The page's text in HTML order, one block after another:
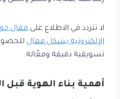
لا تتردد في الاطلاع على مقال
الإلكترونية بشكل فعال
تسويقية دقيقة وفعّالة.
أهمية بناء الهوية قبل